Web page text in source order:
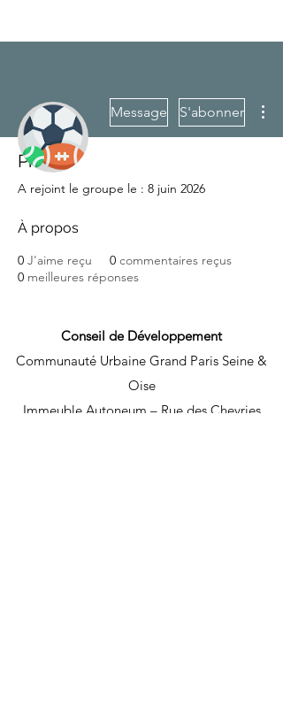
Message S'abonner
Cool Games
Profil
A rejoint le groupe le : 8 juin 2026
À propos
0 J'aime reçu 0 commentaires reçus
0 meilleures réponses
Conseil de Développement
Communauté Urbaine Grand Paris Seine &
Oise
Immeuble Autoneum – Rue des Chevries